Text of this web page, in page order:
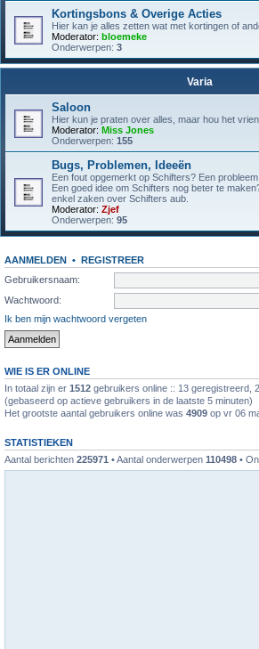
Kortingsbons & Overige Acties
Hier kan je alles zetten wat met kortingen of
Moderator: bloemeke
Onderwerpen: 3
Varia
Saloon
Hier kun je praten over alles, maar hou het
Moderator: Miss Jones
Onderwerpen: 155
Bugs, Problemen, Ideeën
Een fout opgemerkt op Schifters? Een
Een goed idee om Schifters nog beter te
enkel zaken over Schifters aub.
Moderator: Zjef
Onderwerpen: 95
AANMELDEN • REGISTREER
Gebruikersnaam:
Wachtwoord:
Ik ben mijn wachtwoord vergeten
WIE IS ER ONLINE
In totaal zijn er 1512 gebruikers online :: 13 geregistreerd,
(gebaseerd op actieve gebruikers in de laatste 5 minuten)
Het grootste aantal gebruikers online was 4909 op vr 06
STATISTIEKEN
Aantal berichten 225971 • Aantal onderwerpen 110498 •